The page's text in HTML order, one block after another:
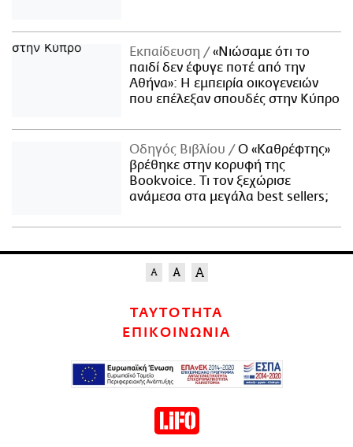
Εκπαίδευση
«Νιώσαμε ότι το
παιδί δεν έφυγε ποτέ από την
Αθήνα»: Η εμπειρία οικογενειών
που επέλεξαν σπουδές στην Κύπρο
Οδηγός Βιβλίου
Ο «Καθρέφτης»
βρέθηκε στην κορυφή της
Bookvoice. Τι τον ξεχώρισε
ανάμεσα στα μεγάλα best sellers;
ΤΑΥΤΟΤΗΤΑ
ΕΠΙΚΟΙΝΩΝΙΑ